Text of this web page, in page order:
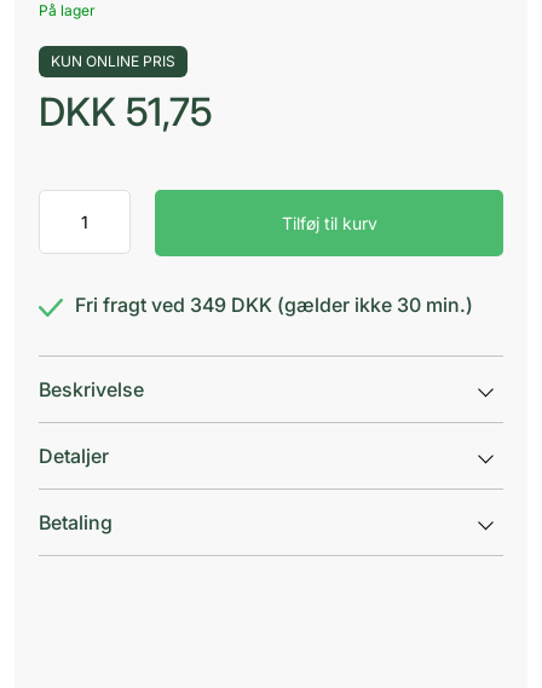
På lager
KUN ONLINE PRIS
DKK 51,75
green
Tilføj til kurv
Fri fragt ved 349 DKK (gælder ikke 30 min.)
Beskrivelse
Detaljer
Betaling